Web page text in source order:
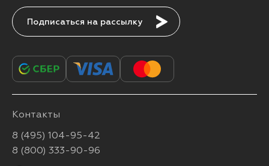
Подписаться
Контакты
8 (495) 104-95-42
8 (800) 333-90-96